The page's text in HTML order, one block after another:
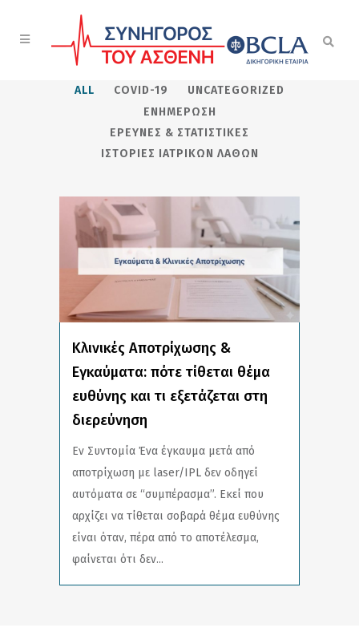
ALL COVID-19
UNCATEGORIZED
ΕΝΗΜΈΡΩΣΗ
ΈΡΕΥΝΕΣ & ΣΤΑΤΙΣΤΙΚΈΣ
ΙΣΤΟΡΊΕΣ ΙΑΤΡΙΚΏΝ ΛΑΘΏΝ
Κλινικές Αποτρίχωσης &
Εγκαύματα: πότε τίθεται θέμα
ευθύνης και τι εξετάζεται στη
διερεύνηση
Εν Συντομία Ένα έγκαυμα μετά από
αποτρίχωση με laser/IPL δεν οδηγεί
αυτόματα σε “συμπέρασμα”. Εκεί που
αρχίζει να τίθεται σοβαρά θέμα ευθύνης
είναι όταν, πέρα από το αποτέλεσμα,
φαίνεται ότι δεν...